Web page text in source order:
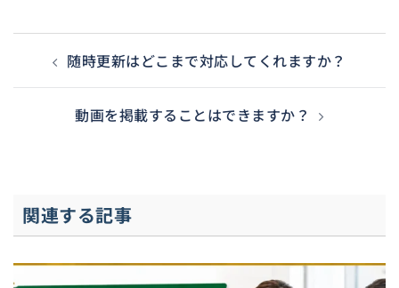
投稿ナビゲーション
随時更新はどこまで対応してくれますか？
動画を掲載することはできますか？
関連する記事